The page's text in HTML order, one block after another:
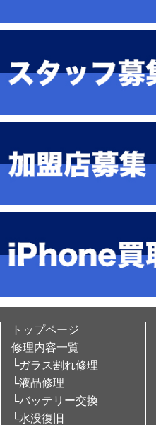
トップページ
修理内容一覧
└ガラス割れ修理
└液晶修理
└バッテリー交換
└水没復旧